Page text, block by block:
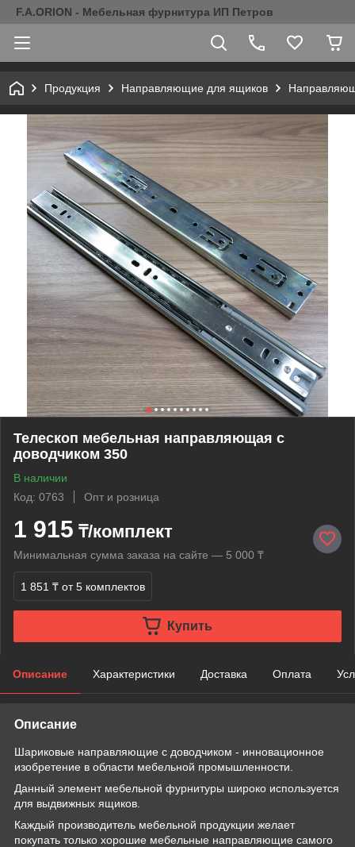
F.A.ORION - Мебельная фурнитура ИП Петров
Продукция Направляющие для ящиков
Телескоп мебельная направляющая с
доводчиком 350
В наличии
Код: 0763
Опт и розница
1 915 ₸/комплект
Минимальная сумма заказа на сайте — 5 000 ₸
1 851 ₸ от 5 комплектов
Купить
Описание Характеристики Доставка Оплата
Описание
Шариковые направляющие с доводчиком - инновационное
изобретение в области мебельной промышленности.
Данный элемент мебельной фурнитуры широко используется
для выдвижных ящиков.
Каждый производитель мебельной продукции желает
покупать только хорошие мебельные направляющие самого